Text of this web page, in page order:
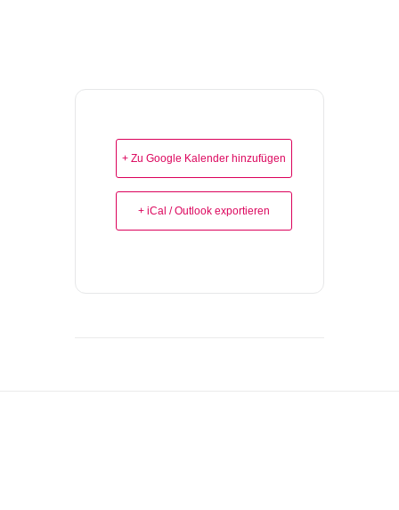
+ Zu Google Kalender hinzufügen
+ iCal / Outlook exportieren